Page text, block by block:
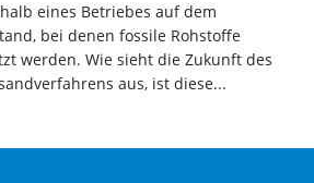
eines Betriebes auf dem
bei denen fossile Rohstoffe
werden. Wie sieht die Zukunft des
aus, ist diese...